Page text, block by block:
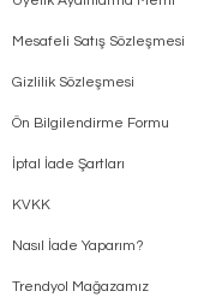
Mesafeli Satış Sözleşmesi
Gizlilik Sözleşmesi
Ön Bilgilendirme Formu
İptal İade Şartları
KVKK
Nasıl İade Yaparım?
Trendyol Mağazamız